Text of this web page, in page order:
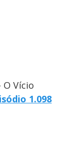
O Vício
1.098